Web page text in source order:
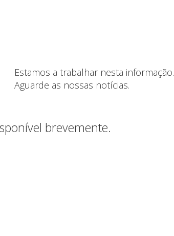
Estamos a trabalhar nesta informação.
Aguarde as nossas notícias.
brevemente.